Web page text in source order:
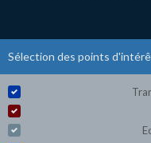
Sélection des points